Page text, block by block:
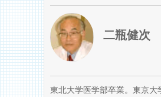
二瓶健次
東北大学医学部卒業。東京大